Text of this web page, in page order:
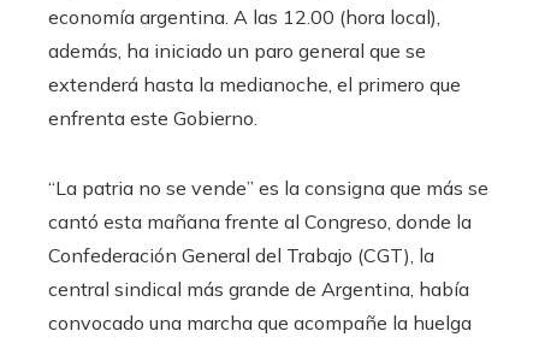
economía argentina. A las 12.00 (hora local),
además, ha iniciado un paro general que se
extenderá hasta la medianoche, el primero que
enfrenta este Gobierno.
“La patria no se vende” es la consigna que más se
cantó esta mañana frente al Congreso, donde la
Confederación General del Trabajo (CGT), la
central sindical más grande de Argentina, había
convocado una marcha que acompañe la huelga